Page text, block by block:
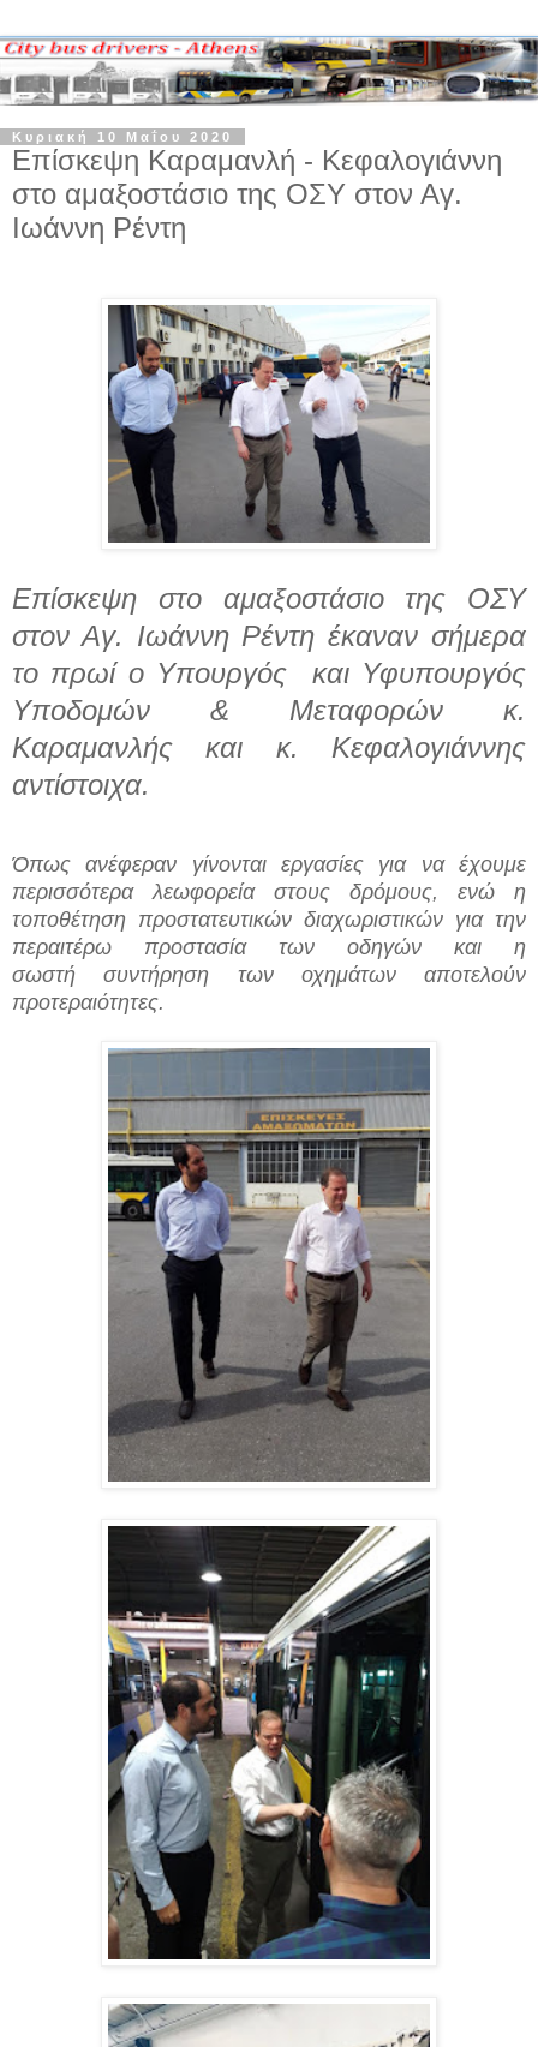
Κυριακή 10 Μαΐου 2020
Επίσκεψη Καραμανλή - Κεφαλογιάννη
στο αμαξοστάσιο της ΟΣΥ στον Αγ.
Ιωάννη Ρέντη
Επίσκεψη στο αμαξοστάσιο της ΟΣΥ
στον Αγ. Ιωάννη Ρέντη έκαναν σήμερα
το πρωί ο Υπουργός και Υφυπουργός
Υποδομών & Μεταφορών κ.
Καραμανλής και κ. Κεφαλογιάννης
αντίστοιχα.
Όπως ανέφεραν γίνονται εργασίες για να έχουμε
περισσότερα λεωφορεία στους δρόμους, ενώ η
τοποθέτηση προστατευτικών διαχωριστικών για την
περαιτέρω προστασία των οδηγών και η
σωστή συντήρηση των οχημάτων αποτελούν
προτεραιότητες.